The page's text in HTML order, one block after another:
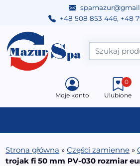
+48 508 853 446, +48
Przejdź do treści
Main Navigation
Moje konto Ulubione
0
Strona główna »Części zamienne »
trojak fi 50 mm PV-030 rozmiar